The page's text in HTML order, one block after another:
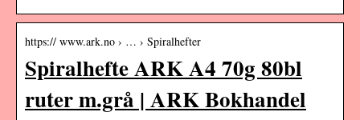
https:// www.ark.no › … › Spiralhefter
Spiralhefte ARK A4 70g 80bl
ruter m.grå | ARK Bokhandel